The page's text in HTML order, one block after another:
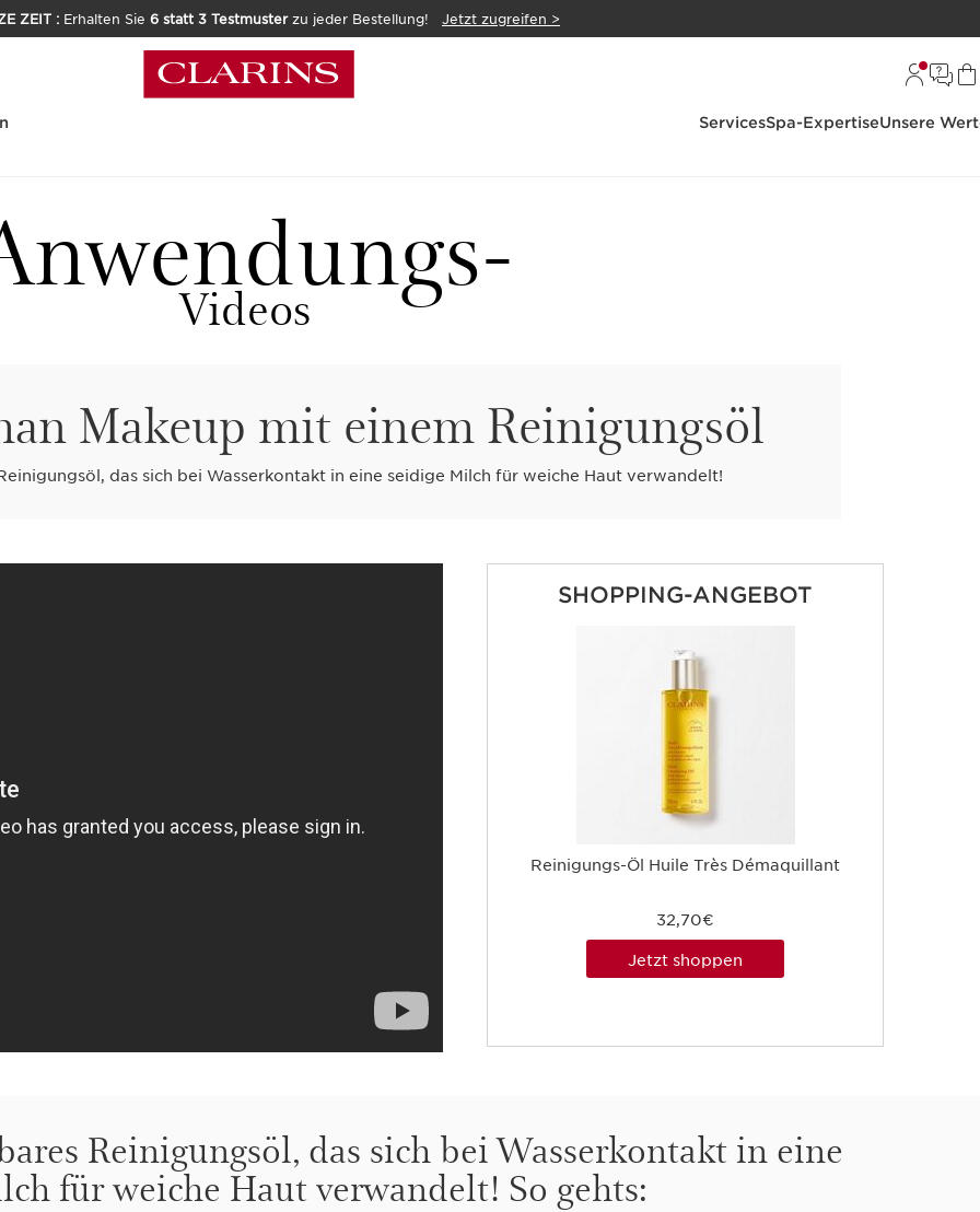
ZEIT : Erhalten Sie 6 statt 3 Testmusterzu jeder Bestellung!
Jetzt zugreifen >
ServicesSpa-ExpertiseUnsere
Videos
Makeup mit einem Reinigungsöl
das sich bei Wasserkontakt in eine seidige Milch für weiche Haut verwandelt!
SHOPPING-ANGEBOT
Reinigungs-Öl Huile Très Démaquillant
32,70€
Jetzt shoppen
Reinigungsöl, das sich bei Wasserkontakt in eine
für weiche Haut verwandelt! So gehts: